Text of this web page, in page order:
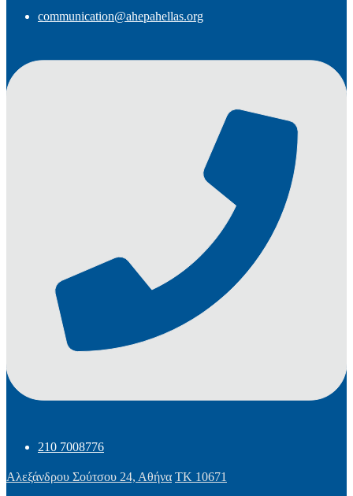
communication@ahepahellas.org
210 7008776
Αλεξάνδρου Σούτσου 24, Αθήνα ΤΚ 10671